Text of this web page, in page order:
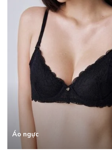
Áo ngực